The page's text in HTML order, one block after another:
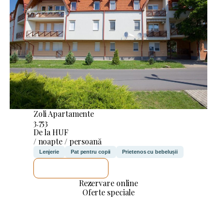
Zoli Apartamente
3.753
De la HUF
/ noapte / persoană
Lenjerie Pat pentru copii Prietenos cu bebelușii
Rezervare online
Oferte speciale